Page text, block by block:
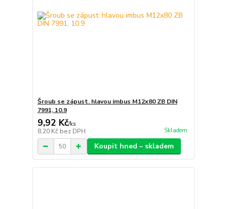
Šroub se zápust. hlavou imbus M12x80 ZB DIN
7991, 10.9
9,92 Kč/ks
8,20 Kč bez DPH Skladem
Koupit hned – skladem